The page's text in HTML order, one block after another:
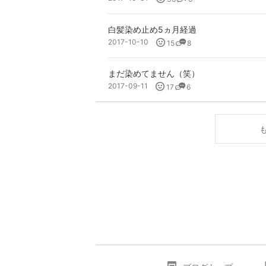
白髪染め止め5ヵ月経過
2017-10-10 15 8
まだ染めてません（笑）
2017-09-11 17 6